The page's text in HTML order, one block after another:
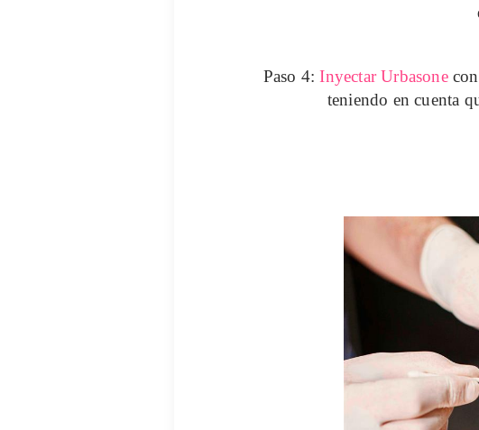
Paso 4:InyectarUrbasonecon
teniendo en cuenta